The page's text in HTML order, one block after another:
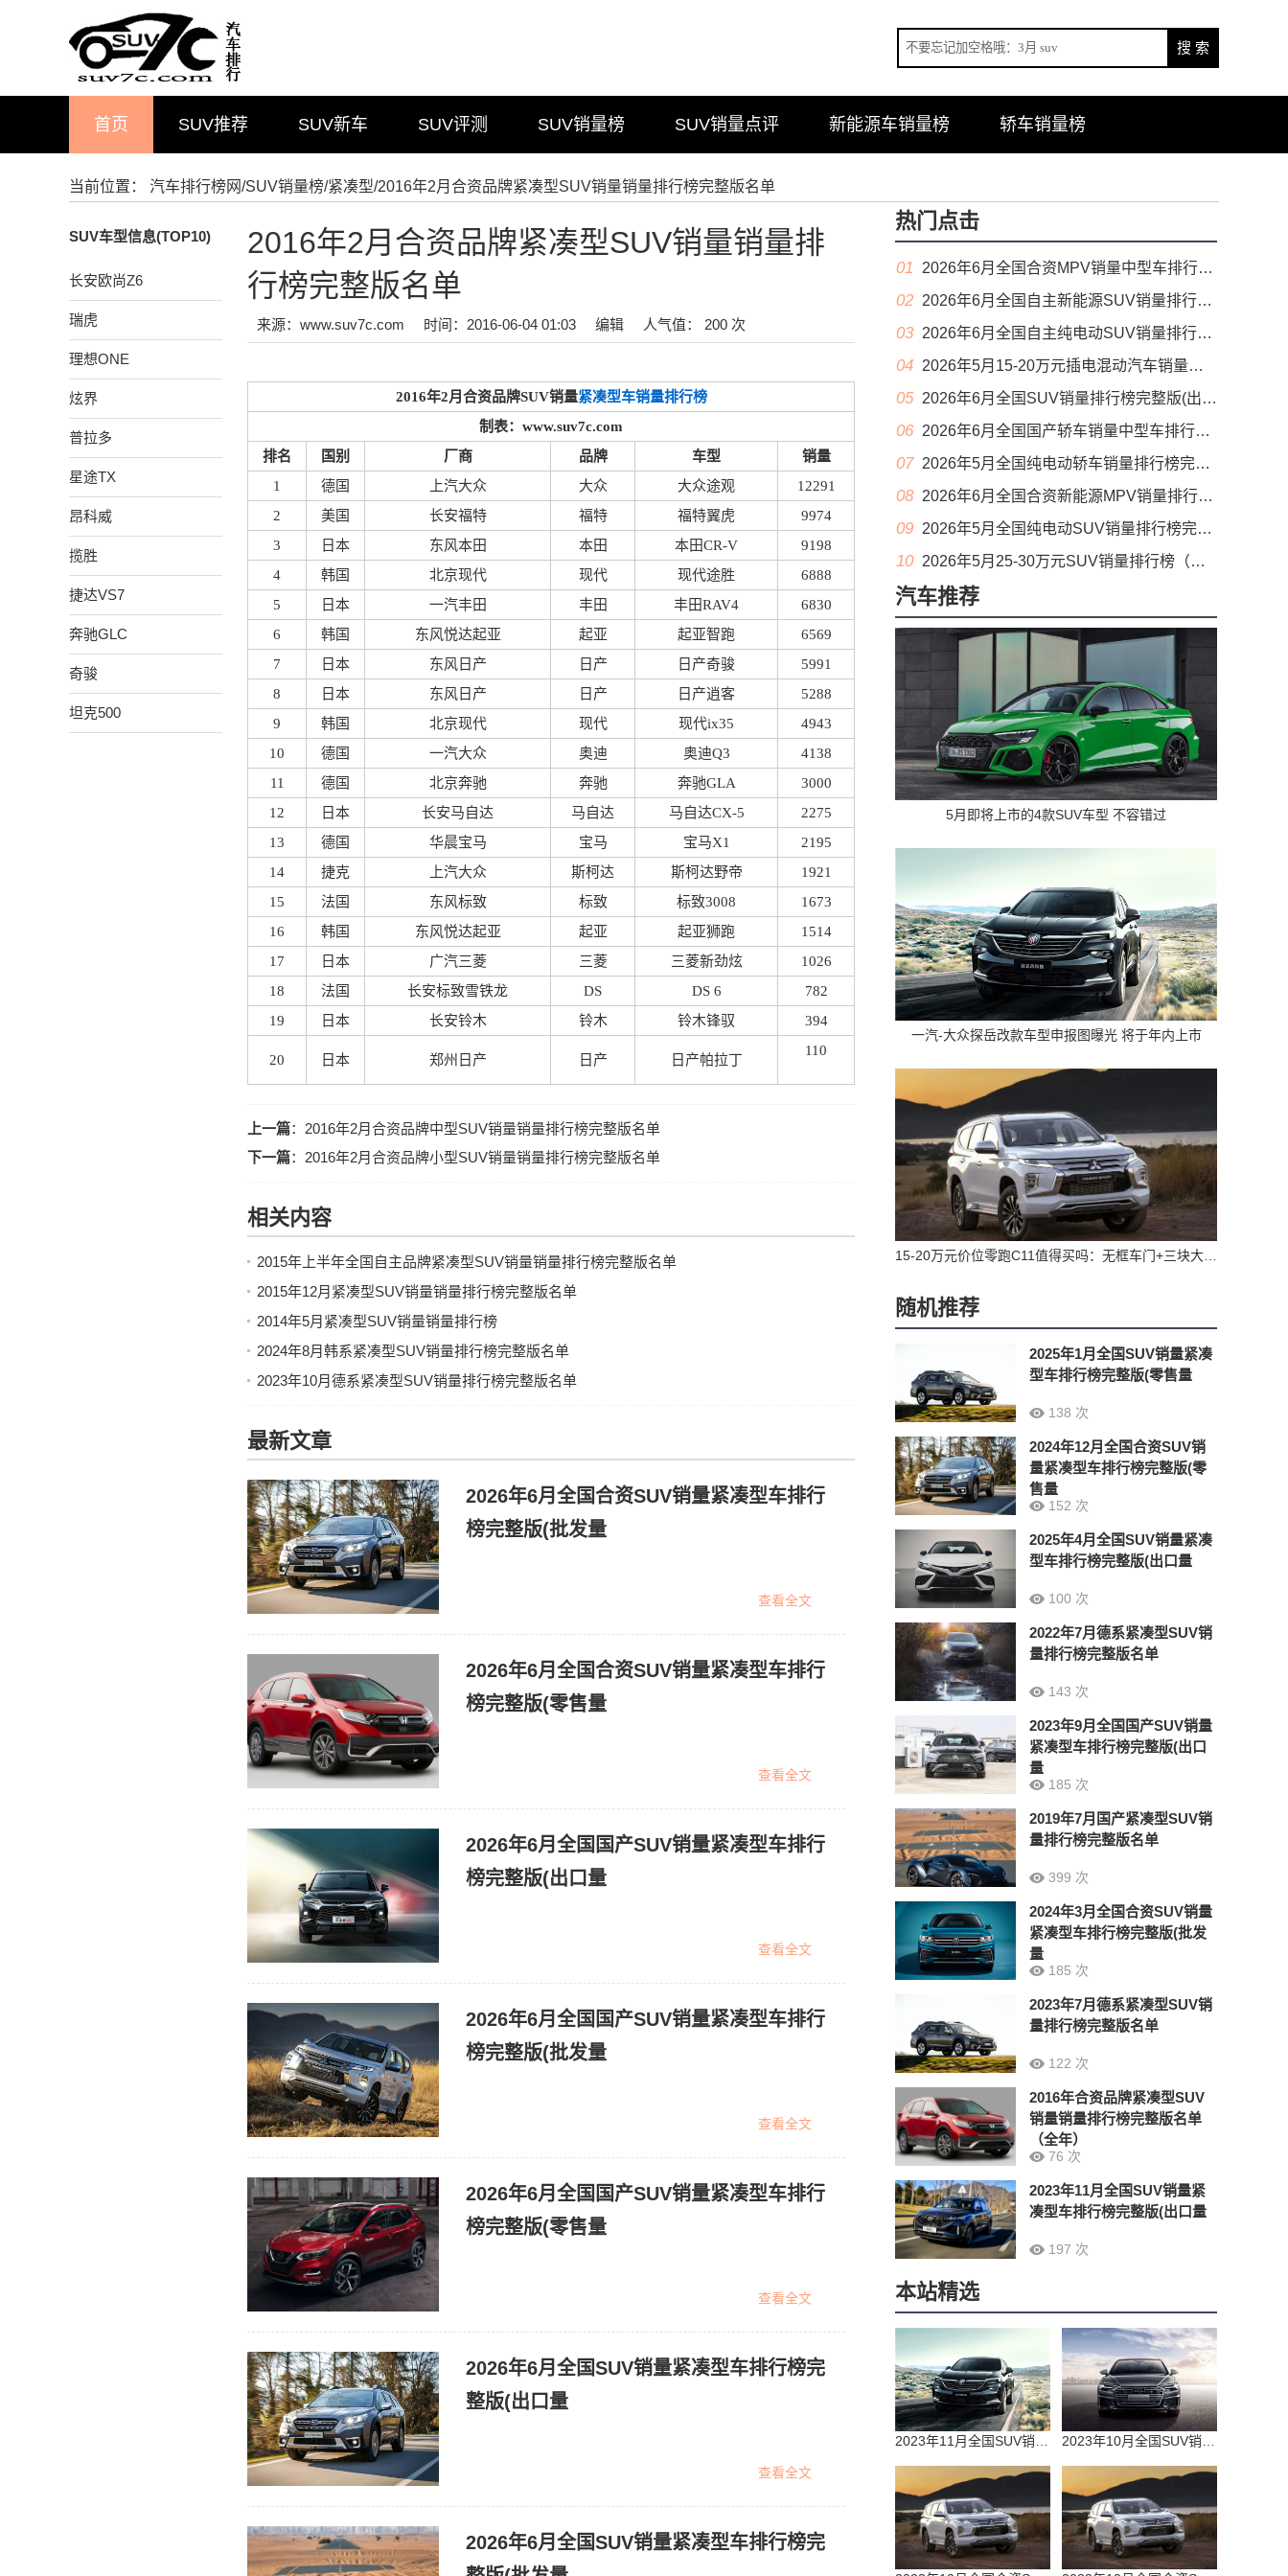
首页 SUV推荐 SUV新车 SUV评测 SUV销量榜 SUV销量点评 新能源车销量榜 轿车销量榜
当前位置： 汽车排行榜网/SUV销量榜/紧凑型/2016年2月合资品牌紧凑型SUV销量销量排行榜完整版名单
SUV车型信息(TOP10)
长安欧尚Z6
瑞虎
理想ONE
炫界
普拉多
星途TX
昂科威
揽胜
捷达VS7
奔驰GLC
奇骏
坦克500
2016年2月合资品牌紧凑型SUV销量销量排
行榜完整版名单
来源：www.suv7c.com 时间：2016-06-04 01:03 编辑 人气值： 200 次
2016年2月合资品牌SUV销量紧凑型车销量排行榜
制表：www.suv7c.com
排名
国别 厂商 品牌 车型
销量
1
德国 上汽大众 大众 大众途观
12291
2
美国 长安福特 福特 福特翼虎
9974
3
日本 东风本田 本田 本田CR-V
9198
4
韩国 北京现代 现代 现代途胜
6888
5
日本 一汽丰田 丰田 丰田RAV4
6830
6
韩国 东风悦达起亚 起亚 起亚智跑
6569
7
日本 东风日产 日产 日产奇骏
5991
8
日本 东风日产 日产 日产逍客
5288
9
韩国 北京现代 现代 现代ix35
4943
10
德国 一汽大众 奥迪 奥迪Q3
4138
11
德国 北京奔驰 奔驰 奔驰GLA
3000
12
日本 长安马自达 马自达 马自达CX-5
2275
13
德国 华晨宝马 宝马 宝马X1
2195
14
捷克 上汽大众 斯柯达 斯柯达野帝
1921
15
法国 东风标致 标致 标致3008
1673
16
韩国 东风悦达起亚 起亚 起亚狮跑
1514
17
日本 广汽三菱 三菱 三菱新劲炫
1026
18
法国 长安标致雪铁龙 DS DS 6
782
19
日本 长安铃木 铃木 铃木锋驭 394
20 日本 郑州日产 日产 日产帕拉丁
110
上一篇： 2016年2月合资品牌中型SUV销量销量排行榜完整版名单
下一篇： 2016年2月合资品牌小型SUV销量销量排行榜完整版名单
相关内容
2015年上半年全国自主品牌紧凑型SUV销量销量排行榜完整版名单
2015年12月紧凑型SUV销量销量排行榜完整版名单
2014年5月紧凑型SUV销量销量排行榜
2024年8月韩系紧凑型SUV销量排行榜完整版名单
2023年10月德系紧凑型SUV销量排行榜完整版名单
最新文章
2026年6月全国合资SUV销量紧凑型车排行
榜完整版(批发量
查看全文
2026年6月全国合资SUV销量紧凑型车排行
榜完整版(零售量
查看全文
2026年6月全国国产SUV销量紧凑型车排行
榜完整版(出口量
查看全文
2026年6月全国国产SUV销量紧凑型车排行
榜完整版(批发量
查看全文
2026年6月全国国产SUV销量紧凑型车排行
榜完整版(零售量
查看全文
2026年6月全国SUV销量紧凑型车排行榜完
整版(出口量
查看全文
2026年6月全国SUV销量紧凑型车排行榜完
热门点击
01 2026年6月全国合资MPV销量中型车排行榜完整版(零售量
02 2026年6月全国自主新能源SUV销量排行榜完整版(零售量
03 2026年6月全国自主纯电动SUV销量排行榜完整版(零售量
04 2026年5月15-20万元插电混动汽车销量排行榜（零售量）
05 2026年6月全国SUV销量排行榜完整版(出口量
06 2026年6月全国国产轿车销量中型车排行榜完整版(零售量
07 2026年5月全国纯电动轿车销量排行榜完整版(批发量
08 2026年6月全国合资新能源MPV销量排行榜完整版(零售量
09 2026年5月全国纯电动SUV销量排行榜完整版(零售量
10 2026年5月25-30万元SUV销量排行榜（零售量）
汽车推荐
5月即将上市的4款SUV车型 不容错过
一汽-大众探岳改款车型申报图曝光 将于年内上市
随机推荐
2025年1月全国SUV销量紧凑
型车排行榜完整版(零售量
138 次
2024年12月全国合资SUV销
量紧凑型车排行榜完整版(零
售量
152 次
2025年4月全国SUV销量紧凑
型车排行榜完整版(出口量
100 次
2022年7月德系紧凑型SUV销
量排行榜完整版名单
143 次
2023年9月全国国产SUV销量
紧凑型车排行榜完整版(出口
量
185 次
2019年7月国产紧凑型SUV销
量排行榜完整版名单
399 次
2024年3月全国合资SUV销量
紧凑型车排行榜完整版(批发
量
185 次
2023年7月德系紧凑型SUV销
量排行榜完整版名单
122 次
2016年合资品牌紧凑型SUV
销量销量排行榜完整版名单
（全年）
76 次
2023年11月全国SUV销量紧
凑型车排行榜完整版(出口量
197 次
本站精选